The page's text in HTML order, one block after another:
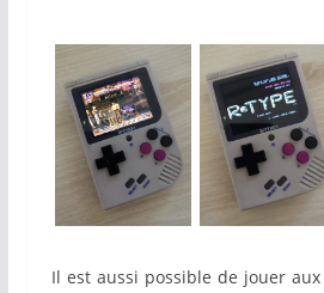
Il est aussi possible de jouer aux